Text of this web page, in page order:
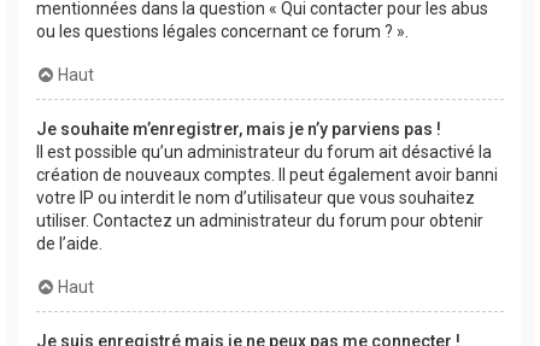
mentionnées dans la question « Qui contacter pour les abus
ou les questions légales concernant ce forum ? ».
Haut
Je souhaite m’enregistrer, mais je n’y parviens pas !
Il est possible qu’un administrateur du forum ait désactivé la
création de nouveaux comptes. Il peut également avoir banni
votre IP ou interdit le nom d’utilisateur que vous souhaitez
utiliser. Contactez un administrateur du forum pour obtenir
de l’aide.
Haut
Je suis enregistré mais je ne peux pas me connecter !